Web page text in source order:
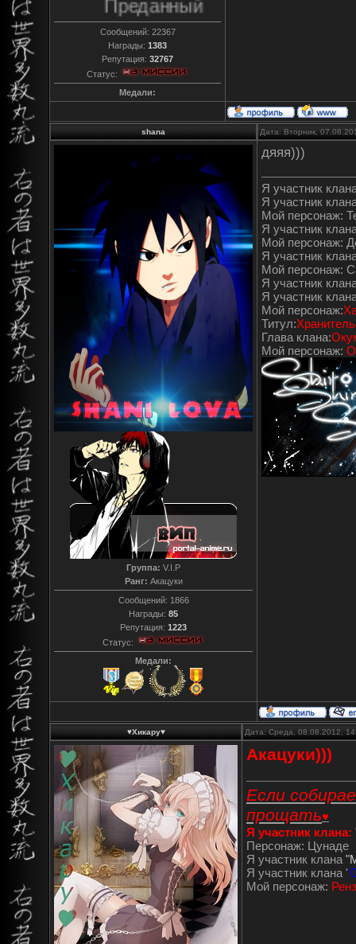
Преданный
Сообщений: 22367
Награды: 1383
Репутация: 32767
Статус:
Медали:
shana Дата: Вторник,
Группа: V.I.P
Ранг: Акацуки
Сообщений: 1866
Награды: 85
Репутация: 1223
Статус:
Медали:
дяяя)))
Я участник
Я участник
Мой персонаж:
Я участник
Мой персонаж:
Я участник
Мой персонаж:
Я участник
Я участник
Мой персонаж:
Титул:
Глава клана:
Мой персонаж:
♥Хикару♥ Дата: Среда, 08.08.2012,
Акацуки)))
Если
прощать♥
Я участник клана:
Персонаж: Цунаде
Я участник клана
Я участник клана '
Мой персонаж: